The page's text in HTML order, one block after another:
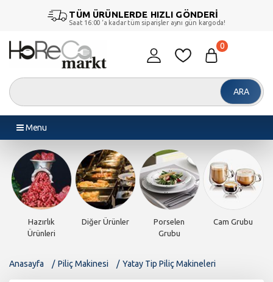
TÜM ÜRÜNLERDE HIZLI GÖNDERİ
Saat 16:00 ‘a kadar tüm siparişler aynı gün kargoda!
ARA
0
Menu
Hazırlık
Ürünleri
Diğer Ürünler
Porselen
Grubu
Cam Grubu
Anasayfa Piliç Makinesi Yatay Tip Piliç Makineleri